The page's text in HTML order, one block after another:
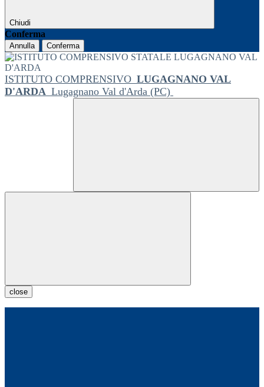
Chiudi
Conferma
Annulla Conferma
ISTITUTO COMPRENSIVO LUGAGNANO VAL
D'ARDA Lugagnano Val d'Arda (PC)
close